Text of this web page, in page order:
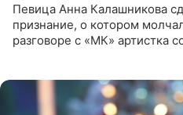
Певица Анна Калашникова
признание, о котором
разговоре с «МК» артистка